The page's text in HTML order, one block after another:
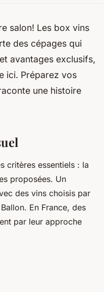
salon! Les box vins
des cépages qui
avantages exclusifs,
ici. Préparez vos
une histoire
critères essentiels : la
proposées. Un
des vins choisis par
En France, des
par leur approche